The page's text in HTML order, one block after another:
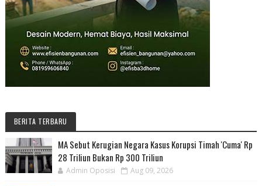
BERITA TERBARU
MA Sebut Kerugian Negara Kasus Korupsi Timah 'Cuma' Rp
28 Triliun Bukan Rp 300 Triliun
Admin Oposisi Aug 09, 2026